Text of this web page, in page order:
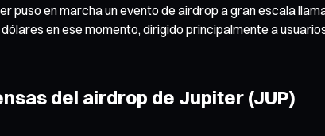
en marcha un evento de airdrop a gran escala
en ese momento, dirigido principalmente a
del airdrop de Jupiter (JUP)